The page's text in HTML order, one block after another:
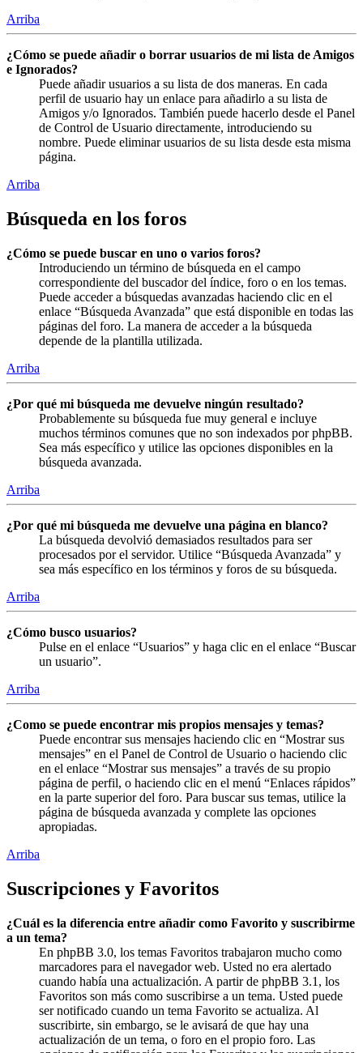
Arriba
¿Cómo se puede añadir o borrar usuarios de mi lista de Amigos
e Ignorados?
Puede añadir usuarios a su lista de dos maneras. En cada
perfil de usuario hay un enlace para añadirlo a su lista de
Amigos y/o Ignorados. También puede hacerlo desde el Panel
de Control de Usuario directamente, introduciendo su
nombre. Puede eliminar usuarios de su lista desde esta misma
página.
Arriba
Búsqueda en los foros
¿Cómo se puede buscar en uno o varios foros?
Introduciendo un término de búsqueda en el campo
correspondiente del buscador del índice, foro o en los temas.
Puede acceder a búsquedas avanzadas haciendo clic en el
enlace “Búsqueda Avanzada” que está disponible en todas las
páginas del foro. La manera de acceder a la búsqueda
depende de la plantilla utilizada.
Arriba
¿Por qué mi búsqueda me devuelve ningún resultado?
Probablemente su búsqueda fue muy general e incluye
muchos términos comunes que no son indexados por phpBB.
Sea más específico y utilice las opciones disponibles en la
búsqueda avanzada.
Arriba
¿Por qué mi búsqueda me devuelve una página en blanco?
La búsqueda devolvió demasiados resultados para ser
procesados por el servidor. Utilice “Búsqueda Avanzada” y
sea más específico en los términos y foros de su búsqueda.
Arriba
¿Cómo busco usuarios?
Pulse en el enlace “Usuarios” y haga clic en el enlace “Buscar
un usuario”.
Arriba
¿Como se puede encontrar mis propios mensajes y temas?
Puede encontrar sus mensajes haciendo clic en “Mostrar sus
mensajes” en el Panel de Control de Usuario o haciendo clic
en el enlace “Mostrar sus mensajes” a través de su propio
página de perfil, o haciendo clic en el menú “Enlaces rápidos”
en la parte superior del foro. Para buscar sus temas, utilice la
página de búsqueda avanzada y complete las opciones
apropiadas.
Arriba
Suscripciones y Favoritos
¿Cuál es la diferencia entre añadir como Favorito y suscribirme
a un tema?
En phpBB 3.0, los temas Favoritos trabajaron mucho como
marcadores para el navegador web. Usted no era alertado
cuando había una actualización. A partir de phpBB 3.1, los
Favoritos son más como suscribirse a un tema. Usted puede
ser notificado cuando un tema Favorito se actualiza. Al
suscribirte, sin embargo, se le avisará de que hay una
actualización de un tema, o foro en el propio foro. Las